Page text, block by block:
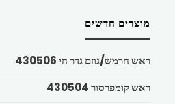
מוצרים חדשים
ראש חרמש/גוזם גדר חי 430506
ראש קומפרסור 430504